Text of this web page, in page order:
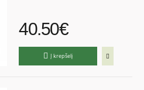
40.50€
Į krepšelį